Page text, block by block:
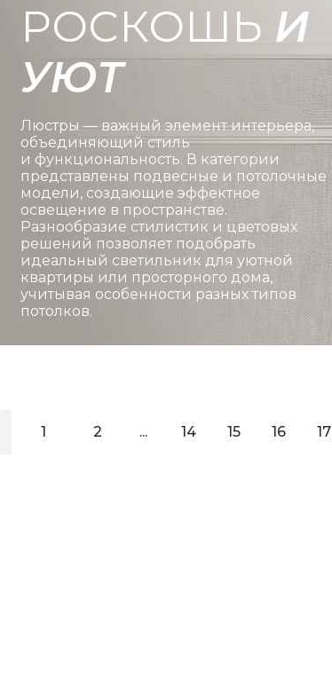
РОСКОШЬ И
УЮТ
Люстры — важный элемент интерьера,
объединяющий стиль
и функциональность. В категории
представлены подвесные и потолочные
модели, создающие эффектное
освещение в пространстве.
Разнообразие стилистик и цветовых
решений позволяет подобрать
идеальный светильник для уютной
квартиры или просторного дома,
учитывая особенности разных типов
потолков.
1 2 ... 14 15 16 17